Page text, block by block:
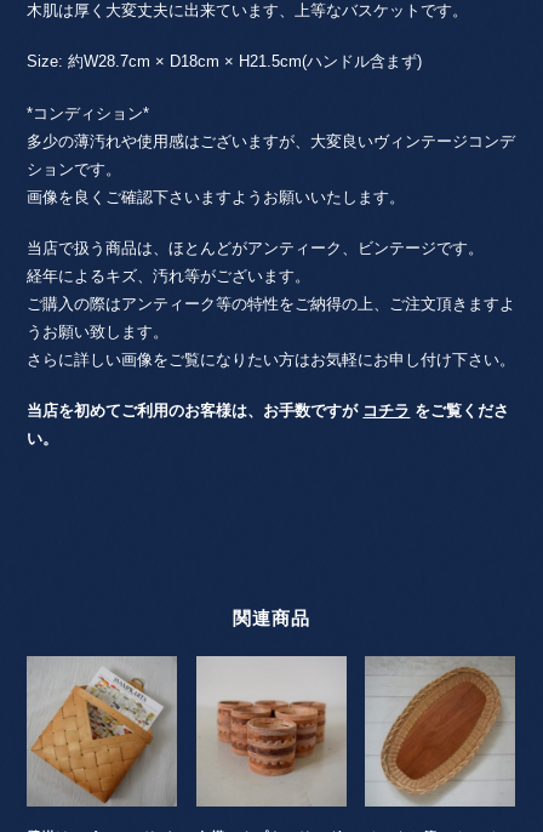
木肌は厚く大変丈夫に出来ています、上等なバスケットです。
Size: 約W28.7cm × D18cm × H21.5cm(ハンドル含まず)
*コンディション*
多少の薄汚れや使用感はございますが、大変良いヴィンテージコンデ
ションです。
画像を良くご確認下さいますようお願いいたします。
当店で扱う商品は、ほとんどがアンティーク、ビンテージです。
経年によるキズ、汚れ等がございます。
ご購入の際はアンティーク等の特性をご納得の上、ご注文頂きますよ
うお願い致します。
さらに詳しい画像をご覧になりたい方はお気軽にお申し付け下さい。
当店を初めてご利用のお客様は、お手数ですが コチラ をご覧くださ
い。
関連商品